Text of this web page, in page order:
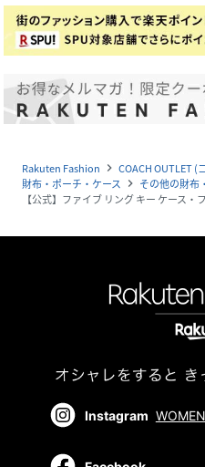
Rakuten Fashion navigate_next COACH OUTLET
財布・ポーチ・ケース navigate_next その他の財布
【公式】ファイブ リング キー ケース・
Instagram WOMEN